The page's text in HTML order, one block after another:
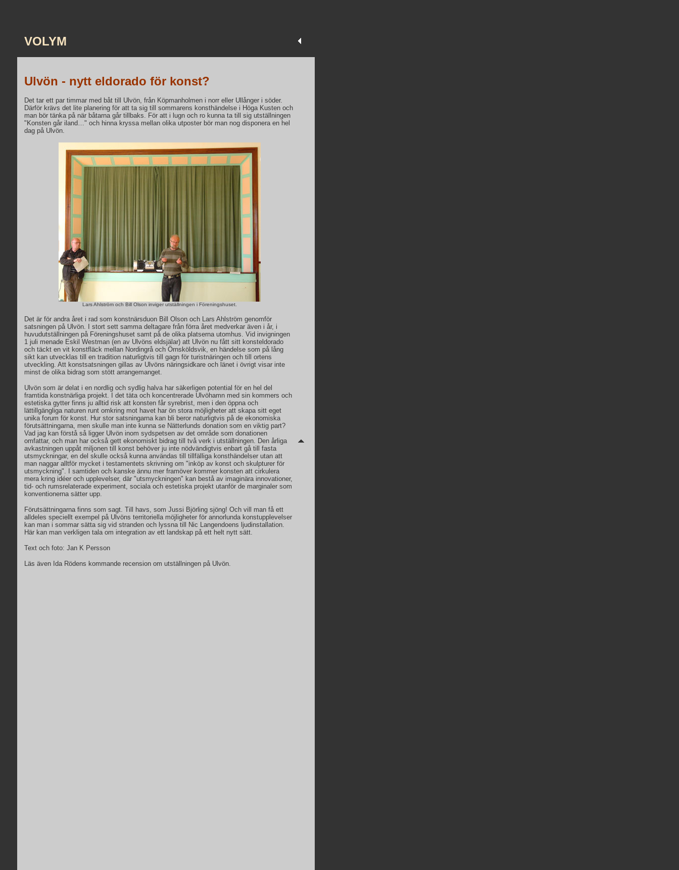
VOLYM
Ulvön - nytt eldorado för konst?
Det tar ett par timmar med båt till Ulvön, från Köpmanholmen i norr eller Ullånger i söder.
Därför krävs det lite planering för att ta sig till sommarens konsthändelse i Höga Kusten och
man bör tänka på när båtarna går tillbaks. För att i lugn och ro kunna ta till sig utställningen
"Konsten går iland…" och hinna kryssa mellan olika utposter bör man nog disponera en hel
dag på Ulvön.
Lars Ahlström och Bill Olson inviger utställningen i Föreningshuset.
Det är för andra året i rad som konstnärsduon Bill Olson och Lars Ahlström genomför
satsningen på Ulvön. I stort sett samma deltagare från förra året medverkar även i år, i
huvudutställningen på Föreningshuset samt på de olika platserna utomhus. Vid invigningen
1 juli menade Eskil Westman (en av Ulvöns eldsjälar) att Ulvön nu fått sitt konsteldorado
och täckt en vit konstfläck mellan Nordingrå och Örnsköldsvik, en händelse som på lång
sikt kan utvecklas till en tradition naturligtvis till gagn för turistnäringen och till ortens
utveckling. Att konstsatsningen gillas av Ulvöns näringsidkare och länet i övrigt visar inte
minst de olika bidrag som stött arrangemanget.
Ulvön som är delat i en nordlig och sydlig halva har säkerligen potential för en hel del
framtida konstnärliga projekt. I det täta och koncentrerade Ulvöhamn med sin kommers och
estetiska gytter finns ju alltid risk att konsten får syrebrist, men i den öppna och
lättillgängliga naturen runt omkring mot havet har ön stora möjligheter att skapa sitt eget
unika forum för konst. Hur stor satsningarna kan bli beror naturligtvis på de ekonomiska
förutsättningarna, men skulle man inte kunna se Nätterlunds donation som en viktig part?
Vad jag kan förstå så ligger Ulvön inom sydspetsen av det område som donationen
omfattar, och man har också gett ekonomiskt bidrag till två verk i utställningen. Den årliga
avkastningen uppåt miljonen till konst behöver ju inte nödvändigtvis enbart gå till fasta
utsmyckningar, en del skulle också kunna användas till tillfälliga konsthändelser utan att
man naggar alltför mycket i testamentets skrivning om "inköp av konst och skulpturer för
utsmyckning". I samtiden och kanske ännu mer framöver kommer konsten att cirkulera
mera kring idéer och upplevelser, där "utsmyckningen" kan bestå av imaginära innovationer,
tid- och rumsrelaterade experiment, sociala och estetiska projekt utanför de marginaler som
konventionerna sätter upp.
Förutsättningarna finns som sagt. Till havs, som Jussi Björling sjöng! Och vill man få ett
alldeles speciellt exempel på Ulvöns territoriella möjligheter för annorlunda konstupplevelser
kan man i sommar sätta sig vid stranden och lyssna till Nic Langendoens ljudinstallation.
Här kan man verkligen tala om integration av ett landskap på ett helt nytt sätt.
Text och foto: Jan K Persson
Läs även Ida Rödens kommande recension om utställningen på Ulvön.